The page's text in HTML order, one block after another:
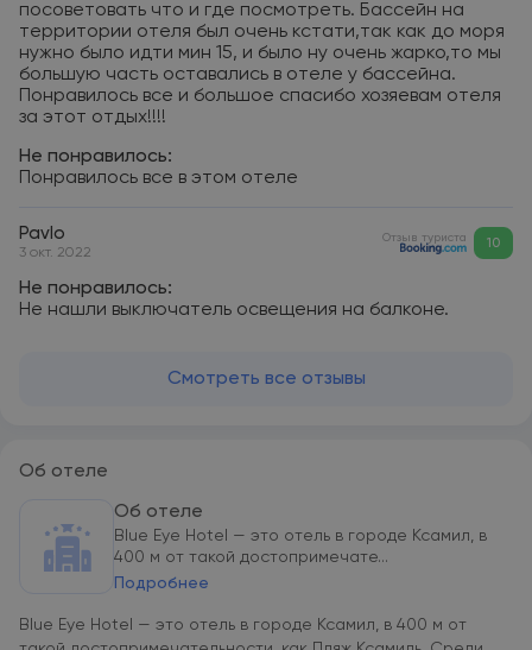
посоветовать что и где посмотреть. Бассейн на
территории отеля был очень кстати,так как до моря
нужно было идти мин 15, и было ну очень жарко,то мы
большую часть оставались в отеле у бассейна.
Понравилось все и большое спасибо хозяевам отеля
за этот отдых!!!!
Не понравилось:
Понравилось все в этом отеле
Pavlo
3 окт. 2022
Отзыв туриста 10
Не понравилось:
Не нашли выключатель освещения на балконе.
Смотреть все отзывы
Об отеле
Об отеле
Blue Eye Hotel — это отель в городе Ксамил, в
400 м от такой достопримечате...
Подробнее
Blue Eye Hotel — это отель в городе Ксамил, в 400 м от